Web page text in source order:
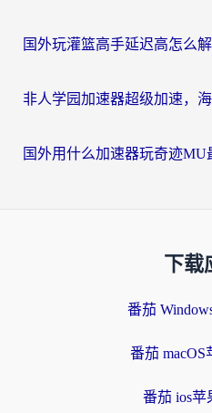
下载
番茄
番茄 macOS
番茄 ios苹